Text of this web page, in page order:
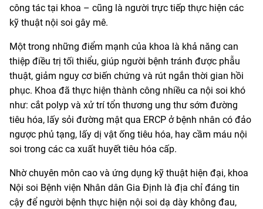
công tác tại khoa – cũng là người trực tiếp thực hiện các
kỹ thuật nội soi gây mê.
Một trong những điểm mạnh của khoa là khả năng can
thiệp điều trị tối thiểu, giúp người bệnh tránh được phẫu
thuật, giảm nguy cơ biến chứng và rút ngắn thời gian hồi
phục. Khoa đã thực hiện thành công nhiều ca nội soi khó
như: cắt polyp và xử trí tổn thương ung thư sớm đường
tiêu hóa, lấy sỏi đường mật qua ERCP ở bệnh nhân có đảo
ngược phủ tạng, lấy dị vật ống tiêu hóa, hay cầm máu nội
soi trong các ca xuất huyết tiêu hóa cấp.
Nhờ chuyên môn cao và ứng dụng kỹ thuật hiện đại, khoa
Nội soi Bệnh viện Nhân dân Gia Định là địa chỉ đáng tin
cậy để người bệnh thực hiện nội soi dạ dày không đau,